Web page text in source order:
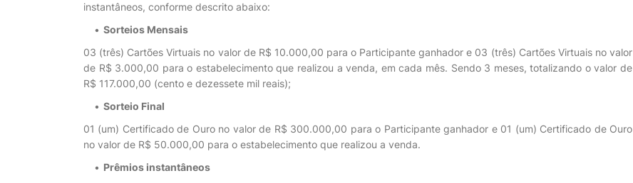
instantâneos, conforme descrito abaixo:
Sorteios Mensais
03 (três) Cartões Virtuais no valor de R$ 10.000,00 para o Participante ganhador e 03 (três) Cartões Virtuais no valor
de R$ 3.000,00 para o estabelecimento que realizou a venda, em cada mês. Sendo 3 meses, totalizando o valor de
R$ 117.000,00 (cento e dezessete mil reais);
Sorteio Final
01 (um) Certificado de Ouro no valor de R$ 300.000,00 para o Participante ganhador e 01 (um) Certificado de Ouro
no valor de R$ 50.000,00 para o estabelecimento que realizou a venda.
Prêmios instantâneos